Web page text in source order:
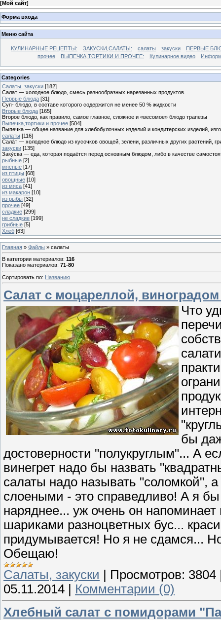
[Мой сайт]
Форма входа
Меню сайта
КУЛИНАРНЫЕ РЕЦЕПТЫ: ЗАКУСКИ,САЛАТЫ: салаты закуски
ПЕРВЫЕ
прочее
ВЫПЕЧКА,ТОРТИКИ И ПРОЧЕЕ: Кулинарное видео
Categories
Cалаты, закуски [182]
Салат — холодное блюдо, смесь разнообразных нарезанных продуктов.
Первые блюда [31]
Суп- блюдо, в составе которого содержится не менее 50 % жидкости
Вторые блюда [165]
Второе блюдо, как правило, самое главное, сложное и «весомое» блюдо трапезы
Выпечка,тортики и прочее [504]
Выпечка — общее название для хлебобулочных изделий и кондитерских изделий,
салаты [116]
Сала́т — холодное блюдо из кусочков овощей, зелени, различных других растений,
закуски [135]
Заку́ска — еда, которая подаётся перед основным блюдом, либо в качестве
рыбные [2]
мясные [17]
из птицы [68]
овощные [10]
из мяса [41]
из макарон [10]
из рыбы [32]
прочее [49]
сладкие [299]
не сладкие [199]
грибные [5]
Хлеб [63]
Главная » Файлы » салаты
В категории материалов: 116
Показано материалов: 71-80
Сортировать по: Названию
Салат c моцареллой,
Что
бы
достоверности "полукруглым"... А
винегрет надо бы назвать
салаты надо называть "соломкой",
слоеными - это справедливо! А я
наряднее... уж очень он
шариками разноцветных бус...
придумывается! Но я не сдамся...
Обещаю!
Cалаты, закуски | Просмотров: 3804
05.11.2014 | Комментарии (0)
Хлебный салат с помидорами